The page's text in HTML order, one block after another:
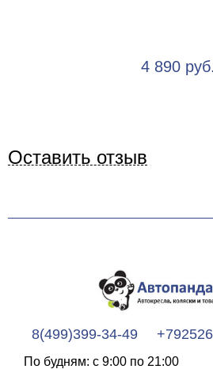
4 890 руб.
Оставить отзыв
8(499)399-34-49
По будням: с 9:00 по 21:00